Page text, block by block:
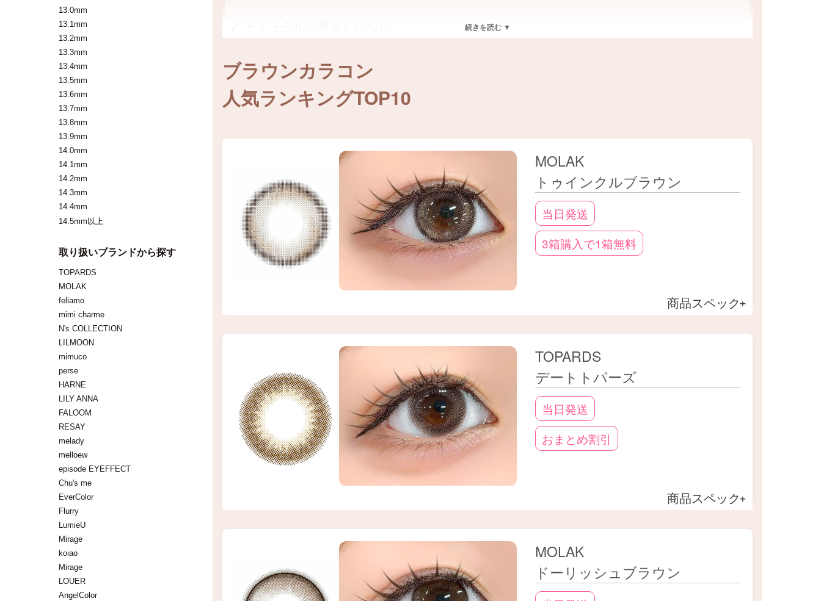
13.0mm
13.1mm
13.2mm
13.3mm
13.4mm
13.5mm
13.6mm
13.7mm
13.8mm
13.9mm
14.0mm
14.1mm
14.2mm
14.3mm
14.4mm
14.5mm以上
取り扱いブランドから探す
TOPARDS
MOLAK
feliamo
mimi charme
N's COLLECTION
LILMOON
mimuco
perse
HARNE
LILY ANNA
FALOOM
RESAY
melady
melloew
episode EYEFFECT
Chu's me
EverColor
Flurry
LumieU
Mirage
koiao
Mirage
LOUER
AngelColor
自分のなりたい雰囲気やシーンに合わせて選ぶことで、瞳の魅力をより自然に引き立てること
・着色直径13.0～13.3mm程度
・細フチやフチなしデザイン
→ 学校や職場でもなじみやすく、自然に印象アップ⭕
✔ ぱっちり盛りたいなら
・着色直径13.5mm以上
・くっきりしたフチありデザイン
→ 瞳を大きく見せ、華やかな印象に仕上がります👑
✔ 色素薄い・透明感のある瞳になりたいなら
・ベージュブラウンやライトブラウン
・ぼかしフチデザイン
→ やわらかく抜け感のある瞳を演出できます🫧
る万能カラーです🤎
なりたい雰囲気やライフスタイルに合わせて、自分にぴったりのブラウンカラコンを見つけて
みてください！
ブラウンカラコン
人気ランキングTOP10
MOLAK
トゥインクルブラウン
当日発送
3箱購入で1箱無料
商品スペック
TOPARDS
デートトパーズ
当日発送
おまとめ割引
商品スペック
MOLAK
ドーリッシュブラウン